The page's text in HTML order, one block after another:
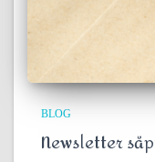
BLOG
Newsletter